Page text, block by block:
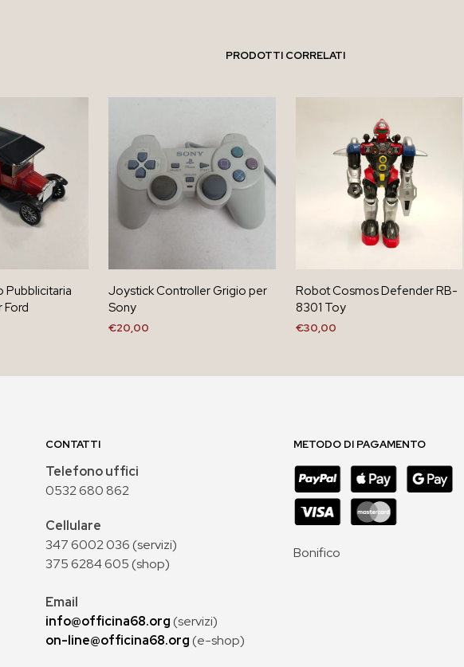
PRODOTTI CORRELATI
Pubblicitaria
Ford
Joystick Controller Grigio per
Sony
€20,00
Robot Cosmos Defender RB-
8301 Toy
€30,00
CONTATTI
Telefono uffici
0532 680 862
Cellulare
347 6002 036 (servizi)
375 6284 605 (shop)
Email
info@officina68.org(servizi)
on-line@officina68.org(e-shop)
METODO DI PAGAMENTO
Bonifico